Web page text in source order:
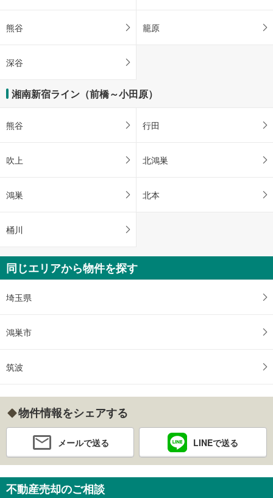
熊谷 籠原
深谷
湘南新宿ライン（前橋～小田原）
熊谷 行田
吹上 北鴻巣
鴻巣 北本
桶川
同じエリアから物件を探す
埼玉県
鴻巣市
筑波
物件情報をシェアする
メールで送る LINEで送る
不動産売却のご相談